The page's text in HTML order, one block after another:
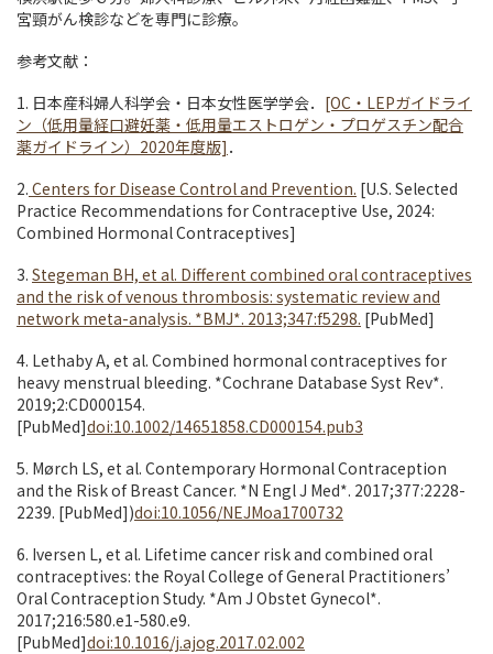
宮頸がん検診などを専門に診療。
参考文献：
1. 日本産科婦人科学会・日本女性医学学会． [OC・LEPガイドライ
ン（低用量経口避妊薬・低用量エストロゲン・プロゲスチン配合
薬ガイドライン）2020年度版] ．
2. Centers for Disease Control and Prevention. [U.S. Selected
Practice Recommendations for Contraceptive Use, 2024:
Combined Hormonal Contraceptives]
3. Stegeman BH, et al. Different combined oral contraceptives
and the risk of venous thrombosis: systematic review and
network meta-analysis. *BMJ*. 2013;347:f5298. [PubMed]
4. Lethaby A, et al. Combined hormonal contraceptives for
heavy menstrual bleeding. *Cochrane Database Syst Rev*.
2019;2:CD000154.
[PubMed]doi:10.1002/14651858.CD000154.pub3
5. Mørch LS, et al. Contemporary Hormonal Contraception
and the Risk of Breast Cancer. *N Engl J Med*. 2017;377:2228-
2239. [PubMed])doi:10.1056/NEJMoa1700732
6. Iversen L, et al. Lifetime cancer risk and combined oral
contraceptives: the Royal College of General Practitioners’
Oral Contraception Study. *Am J Obstet Gynecol*.
2017;216:580.e1-580.e9.
[PubMed]doi:10.1016/j.ajog.2017.02.002